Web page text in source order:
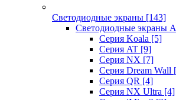
Светодиодные экраны [143]
Светодиодные экраны
Cерия Koala [5]
Серия AT [9]
Серия NX [7]
Серия Dream Wall
Серия QR [4]
Серия NX Ultra [4]